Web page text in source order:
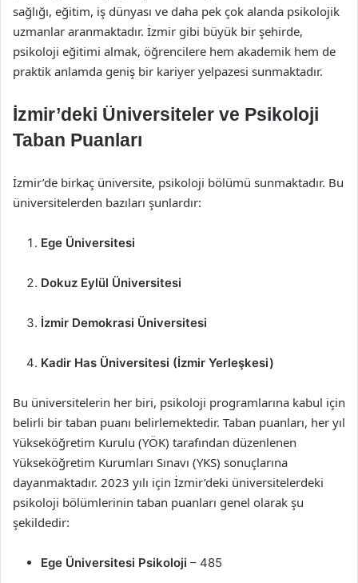
sağlığı, eğitim, iş dünyası ve daha pek çok alanda psikolojik
uzmanlar aranmaktadır. İzmir gibi büyük bir şehirde,
psikoloji eğitimi almak, öğrencilere hem akademik hem de
praktik anlamda geniş bir kariyer yelpazesi sunmaktadır.
İzmir’deki Üniversiteler ve Psikoloji
Taban Puanları
İzmir’de birkaç üniversite, psikoloji bölümü sunmaktadır. Bu
üniversitelerden bazıları şunlardır:
Ege Üniversitesi
Dokuz Eylül Üniversitesi
İzmir Demokrasi Üniversitesi
Kadir Has Üniversitesi (İzmir Yerleşkesi)
Bu üniversitelerin her biri, psikoloji programlarına kabul için
belirli bir taban puanı belirlemektedir. Taban puanları, her yıl
Yükseköğretim Kurulu (YÖK) tarafından düzenlenen
Yükseköğretim Kurumları Sınavı (YKS) sonuçlarına
dayanmaktadır. 2023 yılı için İzmir’deki üniversitelerdeki
psikoloji bölümlerinin taban puanları genel olarak şu
şekildedir:
Ege Üniversitesi Psikoloji – 485